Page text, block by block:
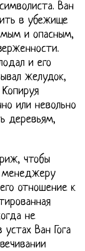
Ван
в убежище
и опасным,
и его
желудок,
или невольно
деревьям,
чтобы
менеджеру
отношение к
не
Ван Гога